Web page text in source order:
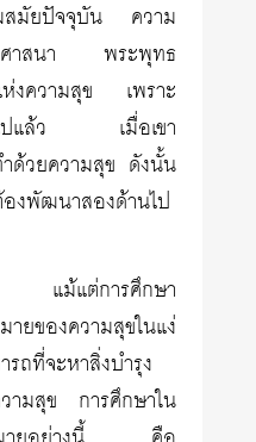
มสมัยปัจจุบัน ความ
ธศาสนา พระพุทธ
ห่งความสุข เพราะ
ไปแล้ว เมื่อเขา
ด้วยความสุข ดังนั้น
งพัฒนาสองด้านไป
แม้แต่การศึกษา
ยของความสุขในแง่
ถที่จะหาสิ่งบำรุง
ามสุข การศึกษาใน